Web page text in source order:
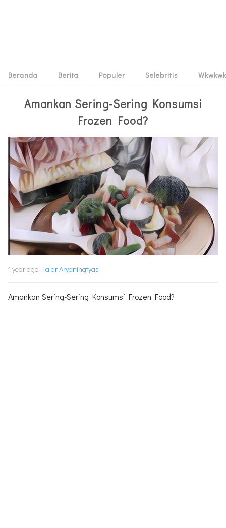
Beranda Berita Populer Selebritis Wkwkwk
Amankan Sering-Sering Konsumsi
Frozen Food?
1 year ago Fajar Aryaningtyas
Amankan Sering-Sering Konsumsi Frozen Food?